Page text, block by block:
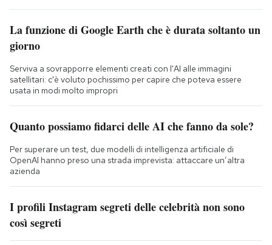
La funzione di Google Earth che è durata soltanto un
giorno
Serviva a sovrapporre elementi creati con l'AI alle immagini
satellitari: c'è voluto pochissimo per capire che poteva essere
usata in modi molto impropri
Quanto possiamo fidarci delle AI che fanno da sole?
Per superare un test, due modelli di intelligenza artificiale di
OpenAI hanno preso una strada imprevista: attaccare un’altra
azienda
I profili Instagram segreti delle celebrità non sono
così segreti